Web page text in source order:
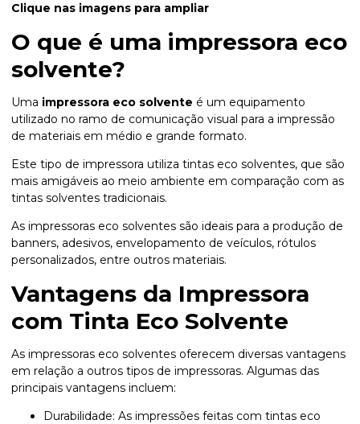
Clique nas imagens para ampliar
O que é uma impressora eco
solvente?
Uma impressora eco solvente é um equipamento
utilizado no ramo de comunicação visual para a impressão
de materiais em médio e grande formato.
Este tipo de impressora utiliza tintas eco solventes, que são
mais amigáveis ao meio ambiente em comparação com as
tintas solventes tradicionais.
As impressoras eco solventes são ideais para a produção de
banners, adesivos, envelopamento de veículos, rótulos
personalizados, entre outros materiais.
Vantagens da Impressora
com Tinta Eco Solvente
As impressoras eco solventes oferecem diversas vantagens
em relação a outros tipos de impressoras. Algumas das
principais vantagens incluem:
Durabilidade: As impressões feitas com tintas eco